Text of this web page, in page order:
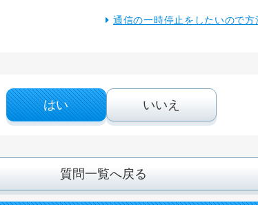
通信の一時停止をしたいので方
はい いいえ
質問一覧へ戻る